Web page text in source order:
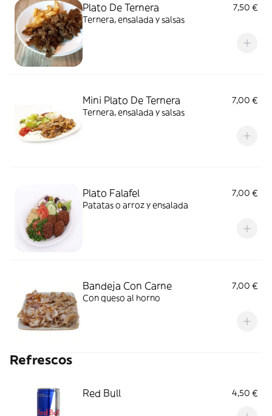
Plato De Ternera
7,50 €
Ternera, ensalada y salsas
Mini Plato De Ternera
7,00 €
Ternera, ensalada y salsas
Plato Falafel
7,00 €
Patatas o arroz y ensalada
Bandeja Con Carne
7,00 €
Con queso al horno
Refrescos
Red Bull 4,50 €